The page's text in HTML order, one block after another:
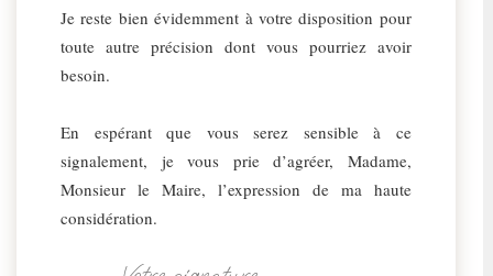
Je reste bien évidemment à votre disposition pour
toute autre précision dont vous pourriez avoir
besoin.
En espérant que vous serez sensible à ce
signalement, je vous prie d’agréer, Madame,
Monsieur le Maire, l’expression de ma haute
considération.